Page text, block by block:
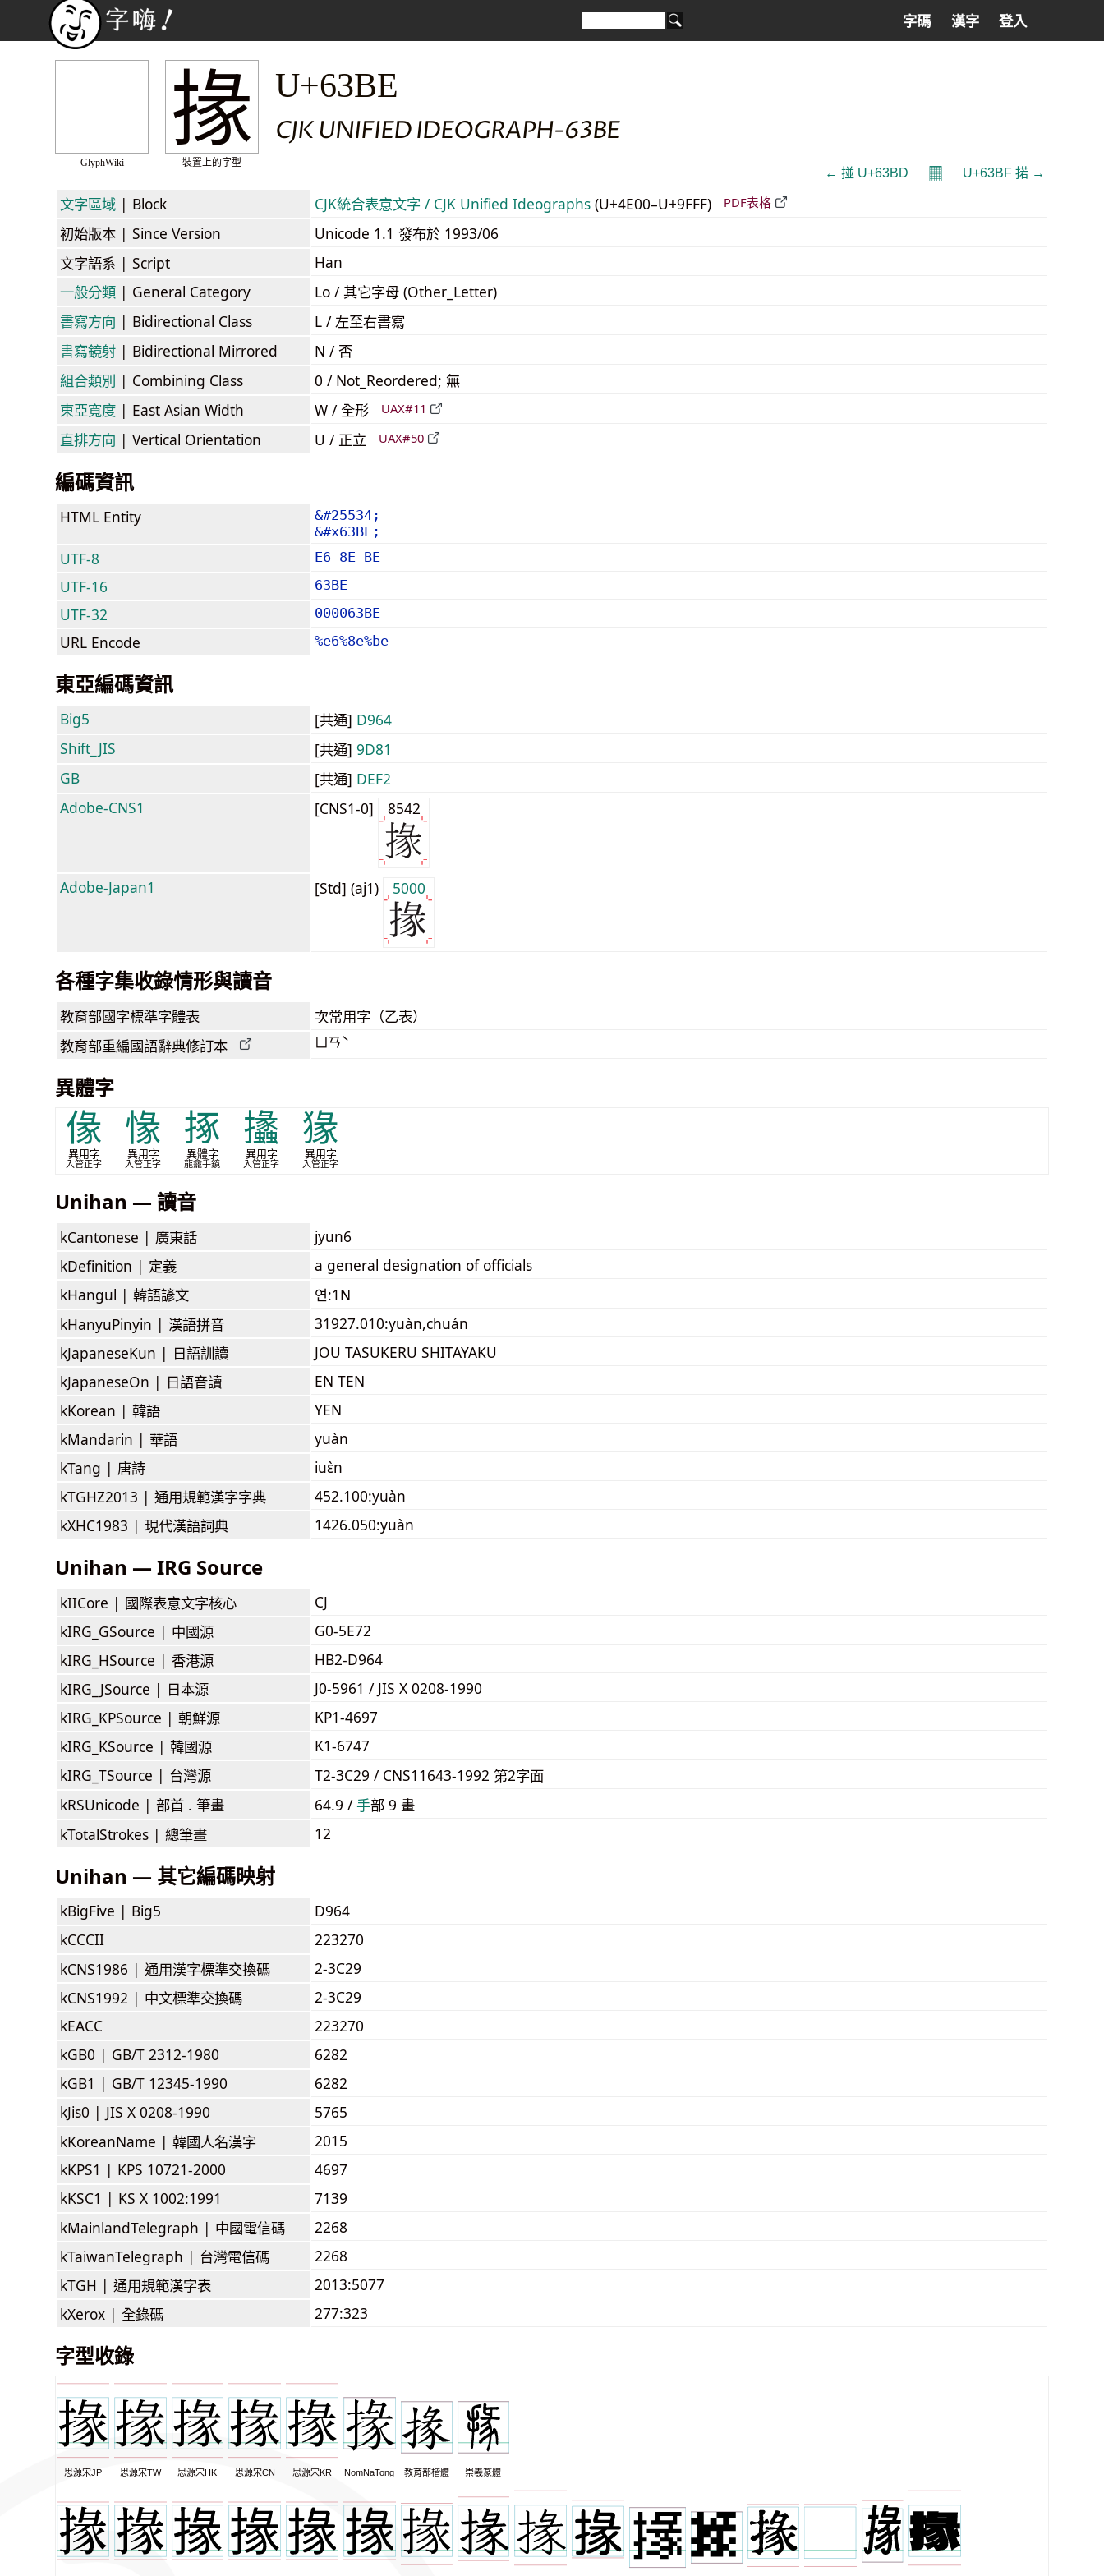
字碼 漢字 登入
GlyphWiki
掾
裝置上的字型
U+63BE
CJK UNIFIED IDEOGRAPH-63BE
← 掽 U+63BD 𝄜 U+63BF 掿 →
文字區域 | Block CJK統合表意文字 / CJK Unified Ideographs (U+4E00–U+9FFF) PDF表格
初始版本 | Since Version
Unicode 1.1 發布於 1993/06
文字語系 | Script
Han
一般分類 | General Category
Lo / 其它字母 (Other_Letter)
書寫方向 | Bidirectional Class
L / 左至右書寫
書寫鏡射 | Bidirectional Mirrored
N / 否
組合類別 | Combining Class
0 / Not_Reordered; 無
東亞寬度 | East Asian Width W / 全形 UAX#11
直排方向 | Vertical Orientation U / 正立 UAX#50
編碼資訊
HTML Entity
&#25534;
&#x63BE;
UTF-8 E6 8E BE
UTF-16 63BE
UTF-32 000063BE
URL Encode %e6%8e%be
東亞編碼資訊
Big5 [共通] D964
Shift_JIS
[共通] 9D81
GB
[共通] DEF2
Adobe-CNS1
[CNS1-0] 8542
Adobe-Japan1 [Std] (aj1) 5000
各種字集收錄情形與讀音
教育部國字標準字體表 次常用字（乙表）
教育部重編國語辭典修訂本 ㄩㄢˋ
異體字
㑰
異用字
入管正字
㥟
異用字
入管正字
㧻
異體字
龍龕手鏡
攭
異用字
入管正字
猭
異用字
入管正字
Unihan — 讀音
kCantonese | 廣東話
jyun6
kDefinition | 定義
a general designation of officials
kHangul | 韓語諺文
연:1N
kHanyuPinyin | 漢語拼音
31927.010:yuàn,chuán
kJapaneseKun | 日語訓讀
JOU TASUKERU SHITAYAKU
kJapaneseOn | 日語音讀
EN TEN
kKorean | 韓語
YEN
kMandarin | 華語
yuàn
kTang | 唐詩
iuɛ̀n
kTGHZ2013 | 通用規範漢字字典
452.100:yuàn
kXHC1983 | 現代漢語詞典 1426.050:yuàn
Unihan — IRG Source
kIICore | 國際表意文字核心
CJ
kIRG_GSource | 中國源
G0-5E72
kIRG_HSource | 香港源
HB2-D964
kIRG_JSource | 日本源
J0-5961 / JIS X 0208-1990
kIRG_KPSource | 朝鮮源
KP1-4697
kIRG_KSource | 韓國源
K1-6747
kIRG_TSource | 台灣源
T2-3C29 / CNS11643-1992 第2字面
kRSUnicode | 部首 . 筆畫 64.9 /⼿部 9 畫
kTotalStrokes | 總筆畫 12
Unihan — 其它編碼映射
kBigFive | Big5
D964
kCCCII
223270
kCNS1986 | 通用漢字標準交換碼
2-3C29
kCNS1992 | 中文標準交換碼
2-3C29
kEACC
223270
kGB0 | GB/T 2312-1980
6282
kGB1 | GB/T 12345-1990
6282
kJis0 | JIS X 0208-1990
5765
kKoreanName | 韓國人名漢字
2015
kKPS1 | KPS 10721-2000
4697
kKSC1 | KS X 1002:1991
7139
kMainlandTelegraph | 中國電信碼
2268
kTaiwanTelegraph | 台灣電信碼
2268
kTGH | 通用規範漢字表
2013:5077
kXerox | 全錄碼 277:323
字型收錄
思源宋JP 思源宋TW 思源宋HK 思源宋CN 思源宋KR NomNaTong 教育部楷體 崇羲篆體